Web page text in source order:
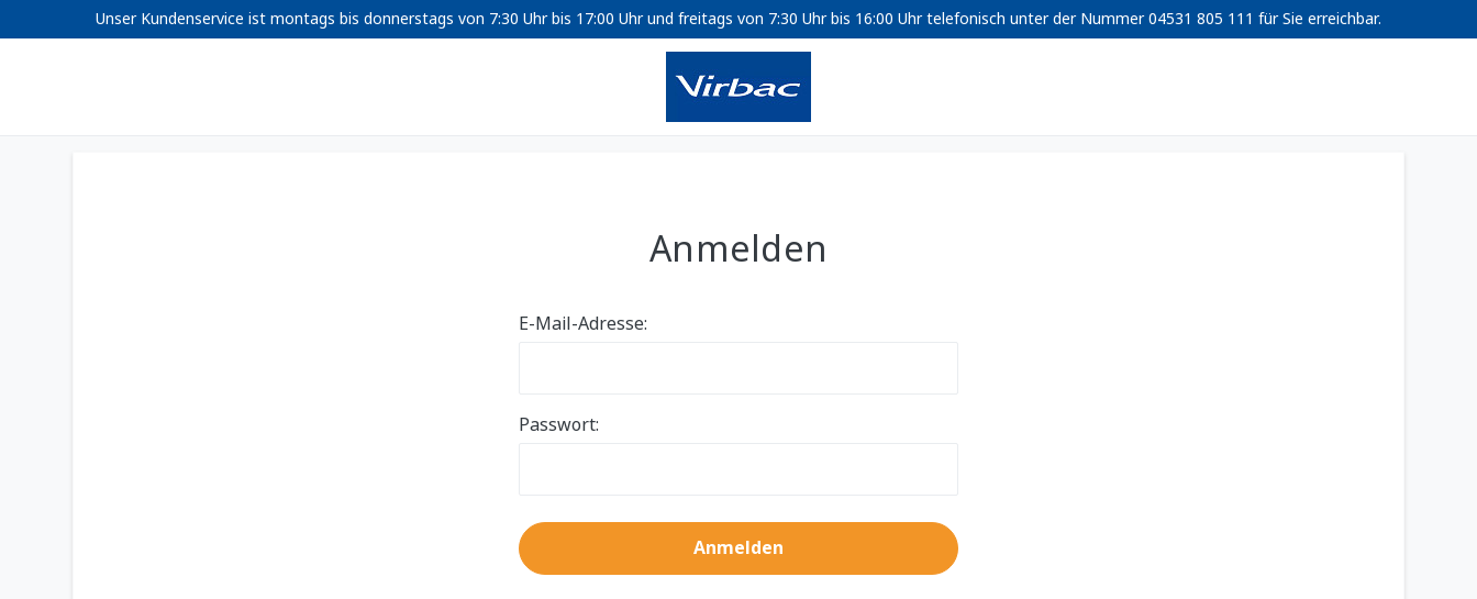
Unser Kundenservice ist montags bis donnerstags von 7:30 Uhr bis 17:00 Uhr und freitags von 7:30 Uhr bis 16:00 Uhr telefonisch unter der Nummer 04531 805 111 für Sie erreichbar.
Anmelden
E-Mail-Adresse:
Passwort: